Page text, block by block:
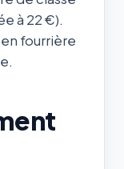
à 22 €).
fourrière